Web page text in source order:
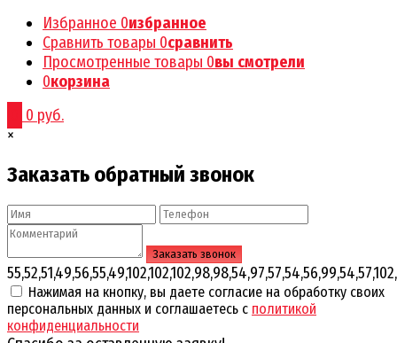
Избранное 0избранное
Сравнить товары 0сравнить
Просмотренные товары 0вы смотрели
0корзина
0 руб.
×
Заказать обратный звонок
Нажимая на кнопку, вы даете согласие на обработку своих
персональных данных и соглашаетесь с политикой
конфиденциальности